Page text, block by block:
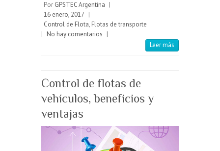
Por GPSTEC Argentina |
16 enero, 2017 |
Control de Flota, Flotas de transporte
| No hay comentarios |
Leer más
Control de flotas de
vehículos, beneficios y
ventajas